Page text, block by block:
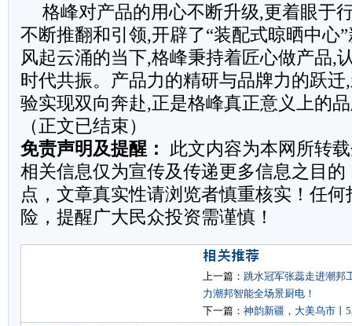
格峰对产品的用心不断升级,更着眼于
不断推翻和引领,开辟了“装配式晾晒中心
风起云涌的当下,格峰秉持着匠心做产品,
时代共振。产品力的精研与品牌力的跃
验实现双向奔赴,正是格峰真正意义上的
（正文已结束）
免责声明及提醒：
此文内容为本网所转
相关信息仅为宣传及传递更多信息之目
点，文章真实性请浏览者慎重核实！任
险，提醒广大民众投资需谨慎！
上一篇： 跳水冠军张蕊走进潮邦
力潮邦智能全场景厨电！
下一篇： 神韵新疆，大美乌市丨